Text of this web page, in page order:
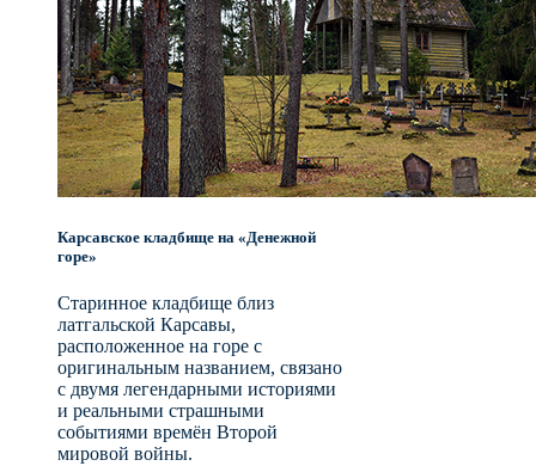
Карсавское кладбище на «Денежной
горе»
Старинное кладбище близ
латгальской Карсавы,
расположенное на горе с
оригинальным названием, связано
с двумя легендарными историями
и реальными страшными
событиями времён Второй
мировой войны.